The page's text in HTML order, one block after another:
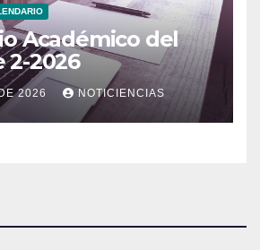
Académico del
2-2026
2026 NOTICIENCIAS